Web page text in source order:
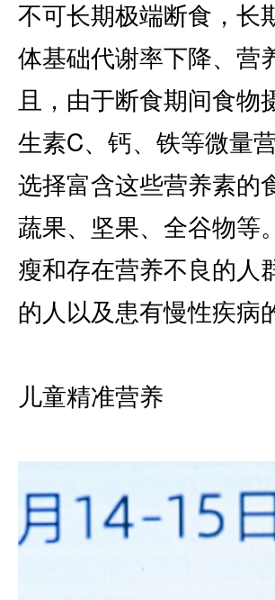
不可长期极端断食，长
体基础代谢率下降、营
且，由于断食期间食物
生素C、钙、铁等微量
选择富含这些营养素的
蔬果、坚果、全谷物等
瘦和存在营养不良的人
的人以及患有慢性疾病
儿童精准营养